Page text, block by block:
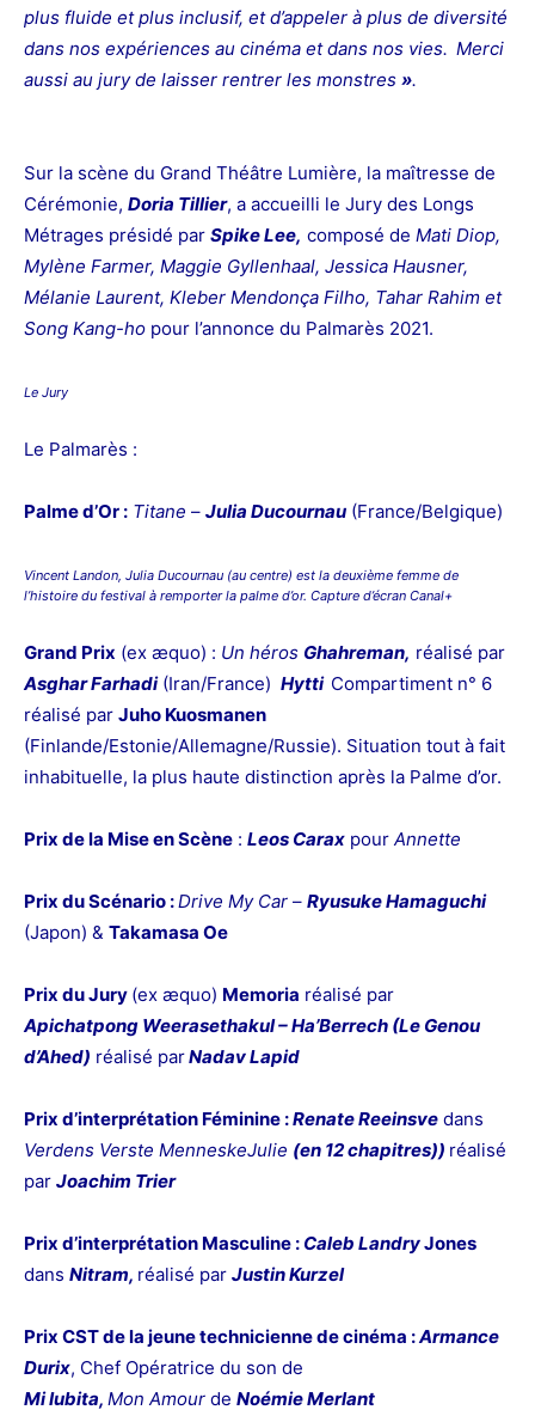
plus fluide et plus inclusif, et d’appeler à plus de diversité
dans nos expériences au cinéma et dans nos vies. Merci
aussi au jury de laisser rentrer les monstres ».
Sur la scène du Grand Théâtre Lumière, la maîtresse de
Cérémonie, Doria Tillier, a accueilli le Jury des Longs
Métrages présidé par Spike Lee, composé de Mati Diop,
Mylène Farmer, Maggie Gyllenhaal, Jessica Hausner,
Mélanie Laurent, Kleber Mendonça Filho, Tahar Rahim et
Song Kang-ho pour l’annonce du Palmarès 2021.
Le Jury
Le Palmarès :
Palme d’Or : Titane – Julia Ducournau (France/Belgique)
Vincent Landon, Julia Ducournau (au centre) est la deuxième femme de
l’histoire du festival à remporter la palme d’or. Capture d’écran Canal+
Grand Prix (ex æquo) : Un héros Ghahreman, réalisé par
Asghar Farhadi(Iran/France) Hytti Compartiment n° 6
réalisé par Juho Kuosmanen
(Finlande/Estonie/Allemagne/Russie). Situation tout à fait
inhabituelle, la plus haute distinction après la Palme d’or.
Prix de la Mise en Scène : Leos Carax pour Annette
Prix du Scénario :Drive My Car – Ryusuke Hamaguchi
(Japon) & Takamasa Oe
Prix du Jury (ex æquo) Memoria réalisé par
Apichatpong Weerasethakul –Ha’Berrech (Le Genou
d’Ahed) réalisé parNadav Lapid
Prix d’interprétation Féminine :Renate Reeinsve dans
Verdens Verste MenneskeJulie (en 12 chapitres)) réalisé
par Joachim Trier
Prix d’interprétation Masculine : Caleb LandryJones
dans Nitram, réalisé par Justin Kurzel
Prix CST de la jeune technicienne de cinéma :Armance
Durix, Chef Opératrice du son de
Mi Iubita, Mon Amour de Noémie Merlant